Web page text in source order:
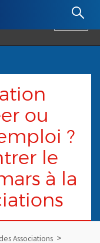
: Retour à l'accueil
ou
?
le
à la
Associations